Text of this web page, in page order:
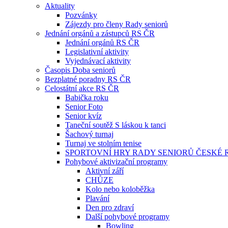
Aktuality
Pozvánky
Zájezdy pro členy Rady seniorů
Jednání orgánů a zástupců RS ČR
Jednání orgánů RS ČR
Legislativní aktivity
Vyjednávací aktivity
Časopis Doba seniorů
Bezplatné poradny RS ČR
Celostátní akce RS ČR
Babička roku
Senior Foto
Senior kvíz
Taneční soutěž S láskou k tanci
Šachový turnaj
Turnaj ve stolním tenise
SPORTOVNÍ HRY RADY SENIORŮ ČESKÉ
Pohybové aktivizační programy
Aktivní září
CHŮZE
Kolo nebo koloběžka
Plavání
Den pro zdraví
Další pohybové programy
Bowling